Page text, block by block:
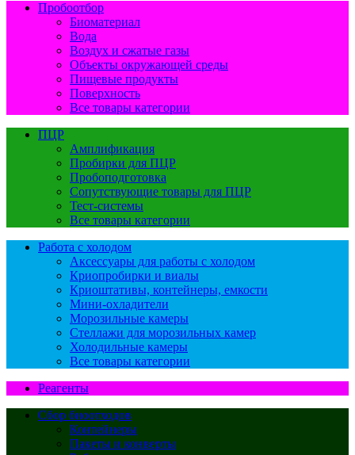
Пробоотбор
Биоматериал
Вода
Воздух и сжатые газы
Объекты окружающей среды
Пищевые продукты
Поверхность
Все товары категории
ПЦР
Амплификация
Пробирки для ПЦР
Пробоподготовка
Сопутствующие товары для ПЦР
Тест-системы
Все товары категории
Работа с холодом
Аксессуары для работы с холодом
Криопробирки и виалы
Криоштативы, контейнеры, емкости
Мини-охладители
Морозильные камеры
Стеллажи для морозильных камер
Холодильные камеры
Все товары категории
Реагенты
Сбор биоотходов
Контейнеры
Пакеты и конверты